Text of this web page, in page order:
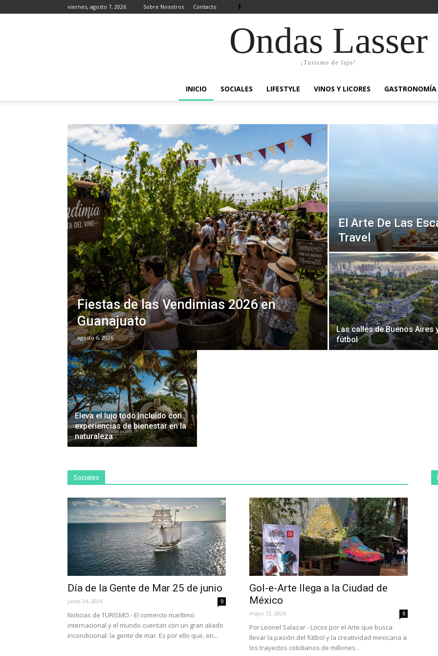
viernes, agosto 7, 2026 Sobre Nosotros Contacto
Ondas Lasser
¡Turismo de lujo!
INICIO SOCIALES LIFESTYLE VINOS Y LICORES GASTRONOMÍA
Fiestas de las Vendimias 2026 en
Guanajuato
agosto 6, 2026
El Arte De Las
Travel
Las calles de Buenos Aires
fútbol
Eleva el lujo todo incluido con
experiencias de bienestar en la
naturaleza
Sociales
Día de la Gente de Mar 25 de junio
junio 24, 2026 0
Noticias de TURISMO.- El comercio marítimo
internacional y el mundo cuentan con un gran aliado
incondicional: la gente de mar. Es por ello que, en...
Gol-e-Arte llega a la Ciudad de
México
mayo 12, 2026 0
Por Leonel Salazar.- Locos por el Arte que busca
llevar la pasión del fútbol y la creatividad mexicana a
los trayectos cotidianos de millones...